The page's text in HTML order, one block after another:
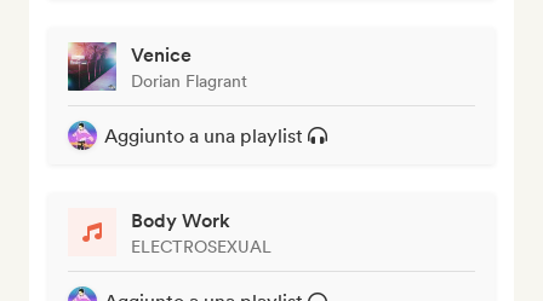
Venice
Dorian Flagrant
Aggiunto a una playlist
Body Work
ELECTROSEXUAL